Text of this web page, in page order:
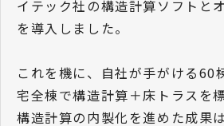
イテック社の構造計算ソフトと
を導入しました。
これを機に、自社が手がける60
宅全棟で構造計算＋床トラスを
構造計算の内製化を進めた成果